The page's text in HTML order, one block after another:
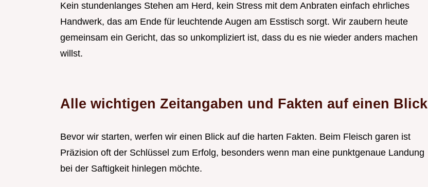
Kein stundenlanges Stehen am Herd, kein Stress mit dem Anbraten einfach ehrliches
Handwerk, das am Ende für leuchtende Augen am Esstisch sorgt. Wir zaubern heute
gemeinsam ein Gericht, das so unkompliziert ist, dass du es nie wieder anders machen
willst.
Alle wichtigen Zeitangaben und Fakten auf einen Blick
Bevor wir starten, werfen wir einen Blick auf die harten Fakten. Beim Fleisch garen ist
Präzision oft der Schlüssel zum Erfolg, besonders wenn man eine punktgenaue Landung
bei der Saftigkeit hinlegen möchte.